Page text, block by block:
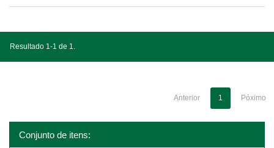
Resultado 1-1 de 1.
Anterior 1 Póximo
Conjunto de itens: